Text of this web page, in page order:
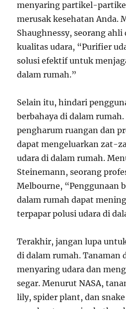
menyaring partikel-
merusak kesehatan Anda.
Shaughnessy, seorang ahli
kualitas udara, “Purifier
solusi efektif untuk
dalam rumah.”
Selain itu, hindari
berbahaya di dalam
pengharum ruangan dan
dapat mengeluarkan zat-
udara di dalam rumah.
Steinemann, seorang
Melbourne, “Penggunaan
dalam rumah dapat
terpapar polusi udara di
Terakhir, jangan lupa
di dalam rumah. Tanaman
menyaring udara dan
segar. Menurut NASA,
lily, spider plant, dan